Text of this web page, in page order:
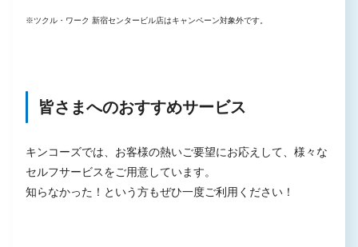
※ツクル・ワーク 新宿センタービル店はキャンペーン対象外です。
皆さまへのおすすめサービス
キンコーズでは、お客様の熱いご要望にお応えして、様々な
セルフサービスをご用意しています。
知らなかった！という方もぜひ一度ご利用ください！